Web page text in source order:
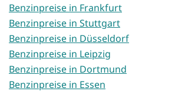
Benzinpreise in Frankfurt
Benzinpreise in Stuttgart
Benzinpreise in Düsseldorf
Benzinpreise in Leipzig
Benzinpreise in Dortmund
Benzinpreise in Essen